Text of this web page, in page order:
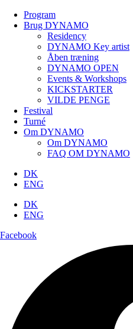
Program
Brug DYNAMO
Residency
DYNAMO Key artist
Åben træning
DYNAMO OPEN
Events & Workshops
KICKSTARTER
VILDE PENGE
Festival
Turné
Om DYNAMO
Om DYNAMO
FAQ OM DYNAMO
DK
ENG
DK
ENG
Facebook